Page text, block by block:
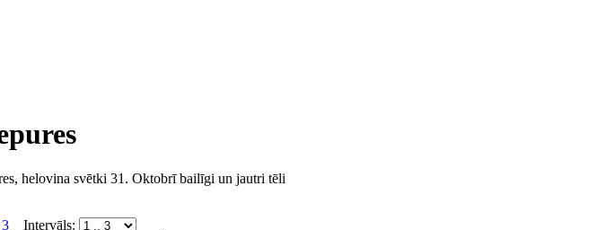
helovina svētki 31. Oktobrī bailīgi un jautri tēli
3 Intervāls: